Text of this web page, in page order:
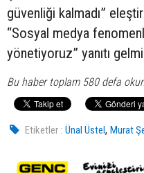
güvenliği kalmadı”
“Sosyal medya
yönetiyoruz” yanıtı
Bu haber toplam 580 defa
Etiketler : Ünal Üstel,Murat